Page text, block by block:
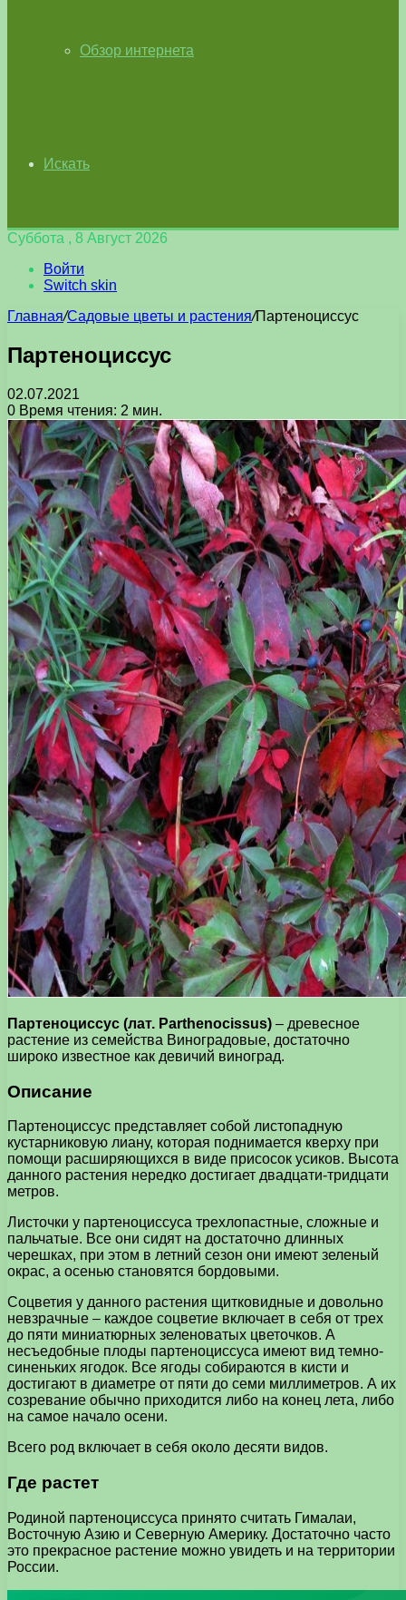
Обзор интернета
Искать
Суббота , 8 Август 2026
Войти
Switch skin
Главная/Садовые цветы и растения/Партеноциссус
Партеноциссус
02.07.2021
0 Время чтения: 2 мин.
Партеноциссус (лат. Parthenocissus) – древесное
растение из семейства Виноградовые, достаточно
широко известное как девичий виноград.
Описание
Партеноциссус представляет собой листопадную
кустарниковую лиану, которая поднимается кверху при
помощи расширяющихся в виде присосок усиков. Высота
данного растения нередко достигает двадцати-тридцати
метров.
Листочки у партеноциссуса трехлопастные, сложные и
пальчатые. Все они сидят на достаточно длинных
черешках, при этом в летний сезон они имеют зеленый
окрас, а осенью становятся бордовыми.
Соцветия у данного растения щитковидные и довольно
невзрачные – каждое соцветие включает в себя от трех
до пяти миниатюрных зеленоватых цветочков. А
несъедобные плоды партеноциссуса имеют вид темно-
синеньких ягодок. Все ягоды собираются в кисти и
достигают в диаметре от пяти до семи миллиметров. А их
созревание обычно приходится либо на конец лета, либо
на самое начало осени.
Всего род включает в себя около десяти видов.
Где растет
Родиной партеноциссуса принято считать Гималаи,
Восточную Азию и Северную Америку. Достаточно часто
это прекрасное растение можно увидеть и на территории
России.